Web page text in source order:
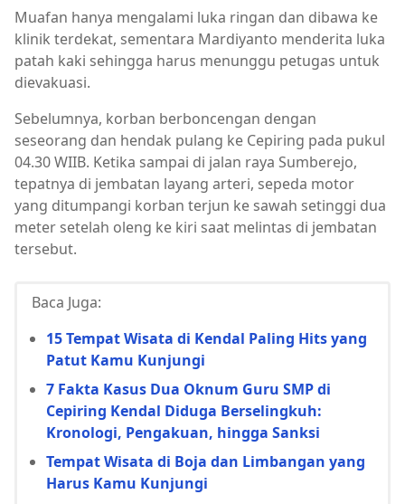
Muafan hanya mengalami luka ringan dan dibawa ke
klinik terdekat, sementara Mardiyanto menderita luka
patah kaki sehingga harus menunggu petugas untuk
dievakuasi.
Sebelumnya, korban berboncengan dengan
seseorang dan hendak pulang ke Cepiring pada pukul
04.30 WIIB. Ketika sampai di jalan raya Sumberejo,
tepatnya di jembatan layang arteri, sepeda motor
yang ditumpangi korban terjun ke sawah setinggi dua
meter setelah oleng ke kiri saat melintas di jembatan
tersebut.
Baca Juga:
15 Tempat Wisata di Kendal Paling Hits yang
Patut Kamu Kunjungi
7 Fakta Kasus Dua Oknum Guru SMP di
Cepiring Kendal Diduga Berselingkuh:
Kronologi, Pengakuan, hingga Sanksi
Tempat Wisata di Boja dan Limbangan yang
Harus Kamu Kunjungi